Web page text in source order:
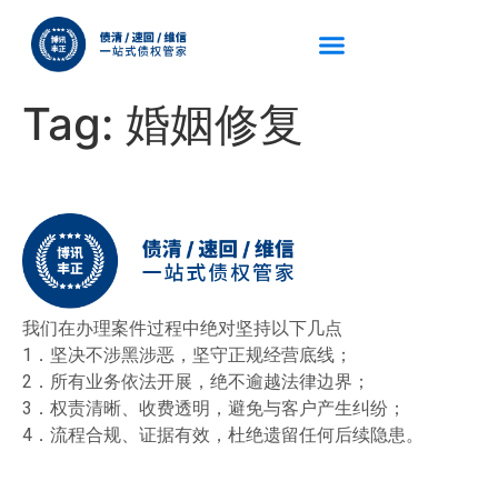
Tag: 婚姻修复
我们在办理案件过程中绝对坚持以下几点
1．坚决不涉黑涉恶，坚守正规经营底线；
2．所有业务依法开展，绝不逾越法律边界；
3．权责清晰、收费透明，避免与客户产生纠纷；
4．流程合规、证据有效，杜绝遗留任何后续隐患。